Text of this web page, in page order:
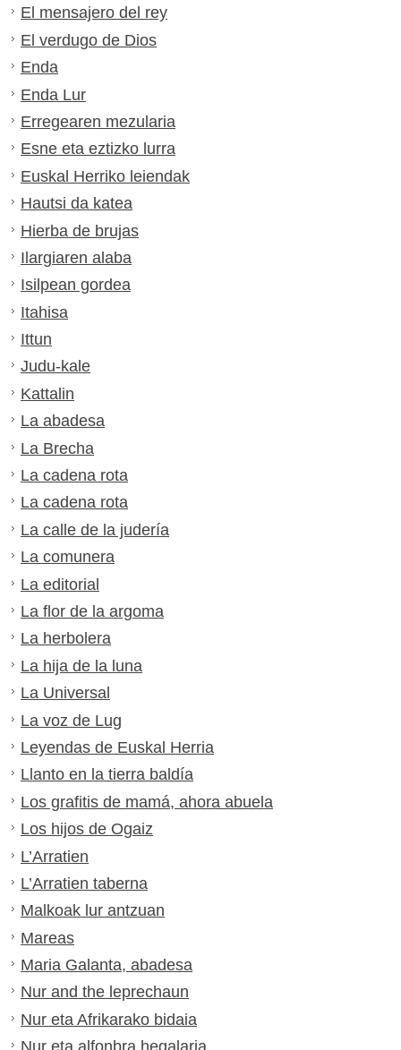
El mensajero del rey
El verdugo de Dios
Enda
Enda Lur
Erregearen mezularia
Esne eta eztizko lurra
Euskal Herriko leiendak
Hautsi da katea
Hierba de brujas
Ilargiaren alaba
Isilpean gordea
Itahisa
Ittun
Judu-kale
Kattalin
La abadesa
La Brecha
La cadena rota
La cadena rota
La calle de la judería
La comunera
La editorial
La flor de la argoma
La herbolera
La hija de la luna
La Universal
La voz de Lug
Leyendas de Euskal Herria
Llanto en la tierra baldía
Los grafitis de mamá, ahora abuela
Los hijos de Ogaiz
L’Arratien
L’Arratien taberna
Malkoak lur antzuan
Mareas
Maria Galanta, abadesa
Nur and the leprechaun
Nur eta Afrikarako bidaia